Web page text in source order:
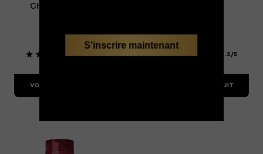
Chaleur, 130ml
4.5/5
VOIR LE PRODUIT
4.3/5
VOIR LE PRODUIT
S'inscrire maintenant